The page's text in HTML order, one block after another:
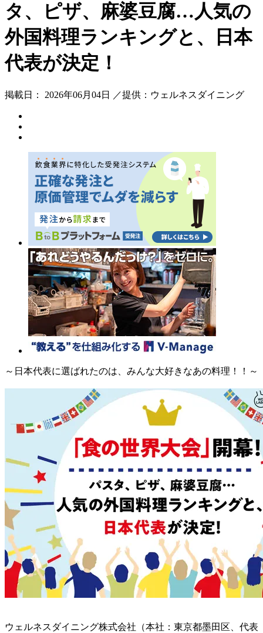
タ、ピザ、麻婆豆腐…人気の
外国料理ランキングと、日本
代表が決定！
掲載日： 2026年06月04日 ／提供：ウェルネスダイニング
～日本代表に選ばれたのは、みんな大好きなあの料理！！～
ウェルネスダイニング株式会社（本社：東京都墨田区、代表